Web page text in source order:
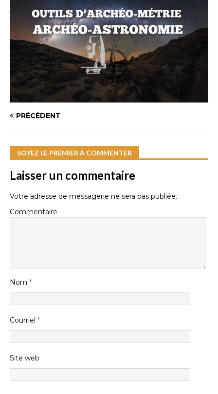
PRÉCÉDENT
SOYEZ LE PREMIER À COMMENTER
Laisser un commentaire
Votre adresse de messagerie ne sera pas publiée.
Commentaire
Nom *
Courriel *
Site web